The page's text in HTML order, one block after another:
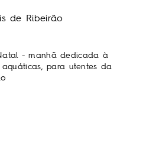
de Ribeirão
- manhã dedicada à
para utentes da